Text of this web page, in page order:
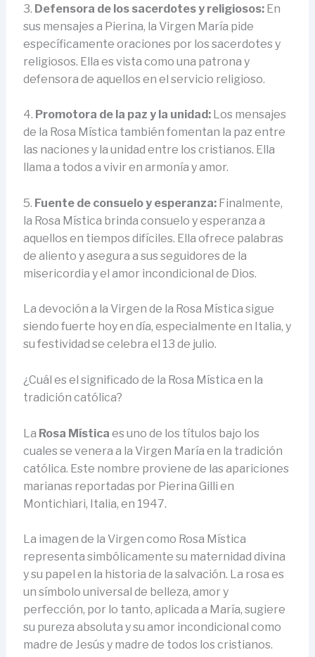
3. Defensora de los sacerdotes y religiosos:En
sus mensajes a Pierina, la Virgen María pide
específicamente oraciones por los sacerdotes y
religiosos. Ella es vista como una patrona y
defensora de aquellos en el servicio religioso.
4. Promotora de la paz y la unidad:Los mensajes
de la Rosa Mística también fomentan la paz entre
las naciones y la unidad entre los cristianos. Ella
llama a todos a vivir en armonía y amor.
5. Fuente de consuelo y esperanza:Finalmente,
la Rosa Mística brinda consuelo y esperanza a
aquellos en tiempos difíciles. Ella ofrece palabras
de aliento y asegura a sus seguidores de la
misericordia y el amor incondicional de Dios.
La devoción a la Virgen de la Rosa Mística sigue
siendo fuerte hoy en día, especialmente en Italia, y
su festividad se celebra el 13 de julio.
¿Cuál es el significado de la Rosa Mística en la
tradición católica?
La Rosa Mística es uno de los títulos bajo los
cuales se venera a la Virgen María en la tradición
católica. Este nombre proviene de las apariciones
marianas reportadas por Pierina Gilli en
Montichiari, Italia, en 1947.
La imagen de la Virgen como Rosa Mística
representa simbólicamente su maternidad divina
y su papel en la historia de la salvación. La rosa es
un símbolo universal de belleza, amor y
perfección, por lo tanto, aplicada a María, sugiere
su pureza absoluta y su amor incondicional como
madre de Jesús y madre de todos los cristianos.